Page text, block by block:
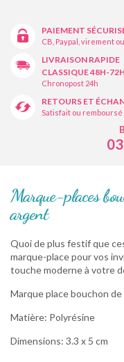
PAIEMENT
CB, Paypal, virement
LIVRAISON RAPIDE
CLASSIQUE 48H-72H
Chronopost 24h
RETOURS ET
Satisfait ou remboursé
Marque-places
argent
Quoi de plus festif que
marque-place pour vos
touche moderne à votre
Marque place bouchon
Matière: Polyrésine
Dimensions: 3.3 x 5 cm